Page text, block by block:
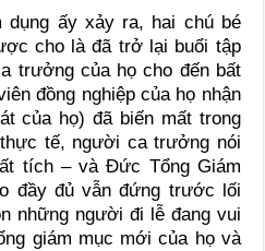
dụng ấy xảy ra, hai chú bé
cho là đã trở lại buổi tập
trưởng của họ cho đến bất
đồng nghiệp của họ nhận
của họ) đã biến mất trong
tế, người ca trưởng nói
tích – và Đức Tổng Giám
đầy đủ vẫn đứng trước lối
những người đi lễ đang vui
giám mục mới của họ và